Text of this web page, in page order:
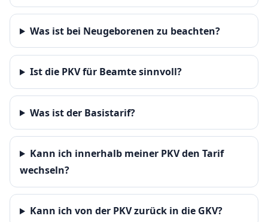
Was ist bei Neugeborenen zu beachten?
Ist die PKV für Beamte sinnvoll?
Was ist der Basistarif?
Kann ich innerhalb meiner PKV den Tarif
wechseln?
Kann ich von der PKV zurück in die GKV?